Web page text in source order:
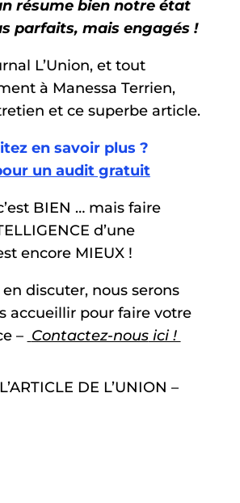
résume bien notre état
parfaits, mais engagés !
L’Union, et tout
à Manessa Terrien,
et ce superbe article.
en savoir plus ?
un audit gratuit
BIEN … mais faire
d’une
encore MIEUX !
discuter, nous serons
accueillir pour faire votre
– Contactez-nousici !
DE L’UNION –